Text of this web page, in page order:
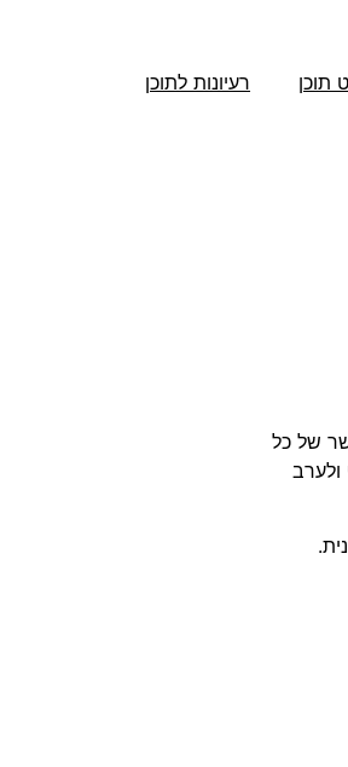
תוכן רעיונות לתוכן
של כל
ולערב